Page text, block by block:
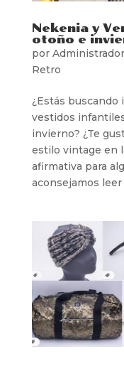
Nekenia y
otoño e
por Administrador
Retro
¿Estás buscando
vestidos
invierno? ¿Te
estilo vintage en
afirmativa para
aconsejamos